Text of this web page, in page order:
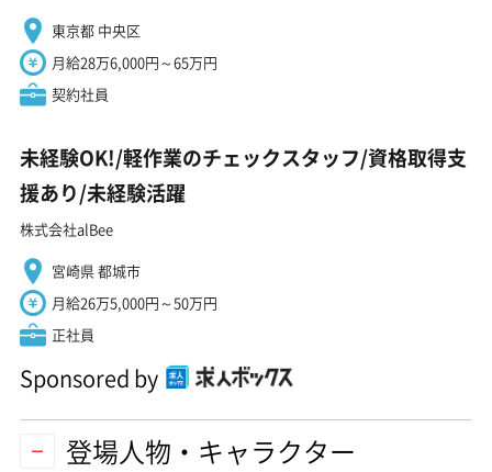
東京都 中央区
月給28万6,000円～65万円
契約社員
未経験OK!/軽作業のチェックスタッフ/資格取得支
援あり/未経験活躍
株式会社alBee
宮崎県 都城市
月給26万5,000円～50万円
正社員
Sponsored by
登場人物・キャラクター